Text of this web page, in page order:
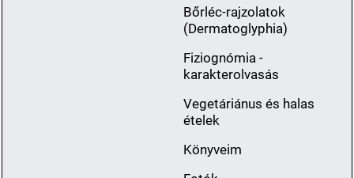
Bőrléc-rajzolatok
(Dermatoglyphia)
Fiziognómia -
karakterolvasás
Vegetáriánus és halas
ételek
Könyveim